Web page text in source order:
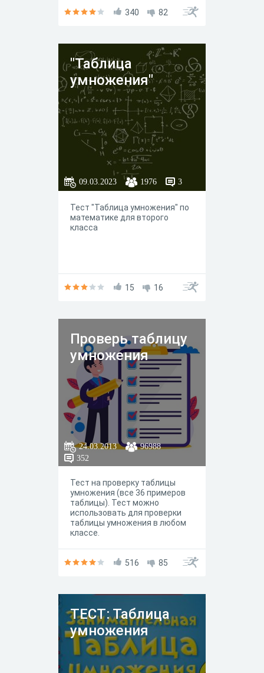
340 82
"Таблица
умножения"
09.03.2023 1976 3
Тест "Таблица умножения" по
математике для второго
класса
15 16
Проверь таблицу
умножения
24.03.2013
96988
352
Тест на проверку таблицы
умножения (все 36 примеров
таблицы). Тест можно
использовать для проверки
таблицы умножения в любом
классе.
516 85
ТЕСТ: Таблица
умножения